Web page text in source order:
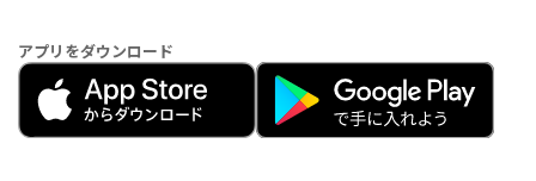
アプリをダウンロード